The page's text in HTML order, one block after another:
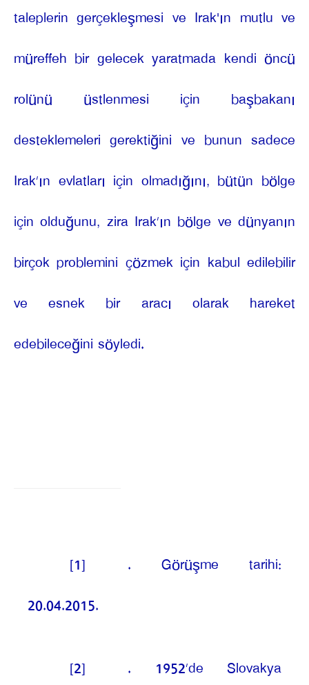
taleplerin gerçekleşmesi ve Irak'ın mutlu ve
müreffeh bir gelecek yaratmada kendi öncü
rolünü üstlenmesi için başbakanı
desteklemeleri gerektiğini ve bunun sadece
Irak’ın evlatları için olmadığını, bütün bölge
için olduğunu, zira Irak’ın bölge ve dünyanın
birçok problemini çözmek için kabul edilebilir
ve esnek bir aracı olarak hareket
edebileceğini söyledi.
[1]
. Görüşme tarihi:
20.04.2015.
[2]
. 1952’de Slovakya